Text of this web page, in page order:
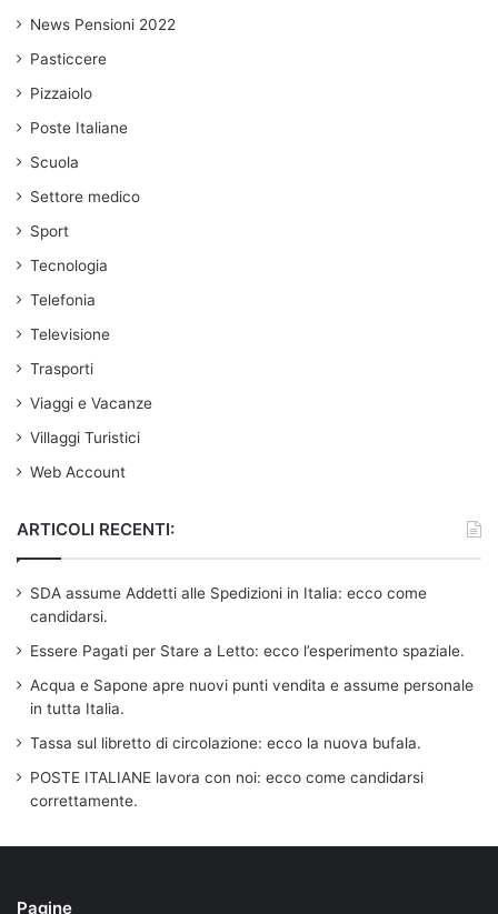
News Pensioni 2022
Pasticcere
Pizzaiolo
Poste Italiane
Scuola
Settore medico
Sport
Tecnologia
Telefonia
Televisione
Trasporti
Viaggi e Vacanze
Villaggi Turistici
Web Account
ARTICOLI RECENTI:
SDA assume Addetti alle Spedizioni in Italia: ecco come
candidarsi.
Essere Pagati per Stare a Letto: ecco l’esperimento spaziale.
Acqua e Sapone apre nuovi punti vendita e assume personale
in tutta Italia.
Tassa sul libretto di circolazione: ecco la nuova bufala.
POSTE ITALIANE lavora con noi: ecco come candidarsi
correttamente.
Pagine